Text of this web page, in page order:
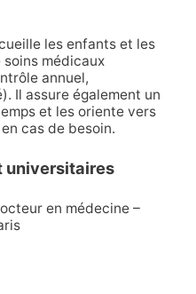
les enfants et les
médicaux
annuel,
Il assure également un
et les oriente vers
cas de besoin.
universitaires
en médecine –